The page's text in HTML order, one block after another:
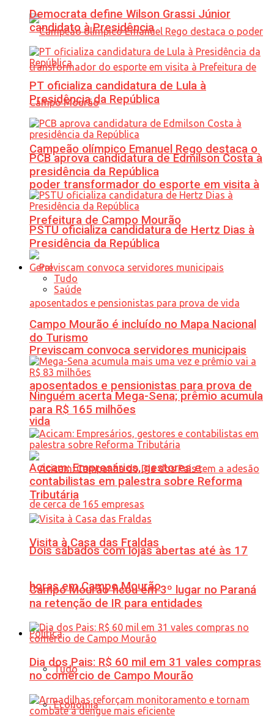
Campeão olímpico Emanuel Rego destaca o
poder transformador do esporte em visita à
Prefeitura de Campo Mourão
Previscam convoca servidores municipais
aposentados e pensionistas para prova de
vida
Dois sábados com lojas abertas até às 17
horas em Campo Mourão
Política
Tudo
Economia
Democrata define Wilson Grassi Júnior
candidato à Presidência
PT oficializa candidatura de Lula à
Presidência da República
PCB aprova candidatura de Edmilson Costa à
presidência da República
PSTU oficializa candidatura de Hertz Dias à
Presidência da República
Geral
Tudo
Saúde
Campo Mourão é incluído no Mapa Nacional
do Turismo
Ninguém acerta Mega-Sena; prêmio acumula
para R$ 165 milhões
Acicam: Empresários, gestores e
contabilistas em palestra sobre Reforma
Tributária
Visita à Casa das Fraldas
Campo Mourão ficou em 3º lugar no Paraná
na retenção de IR para entidades
Dia dos Pais: R$ 60 mil em 31 vales compras
no comércio de Campo Mourão